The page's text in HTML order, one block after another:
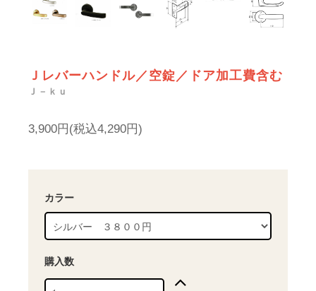
Ｊレバーハンドル／空錠／ドア加工費含む
Ｊ－ｋｕ
3,900円(税込4,290円)
カラー
購入数